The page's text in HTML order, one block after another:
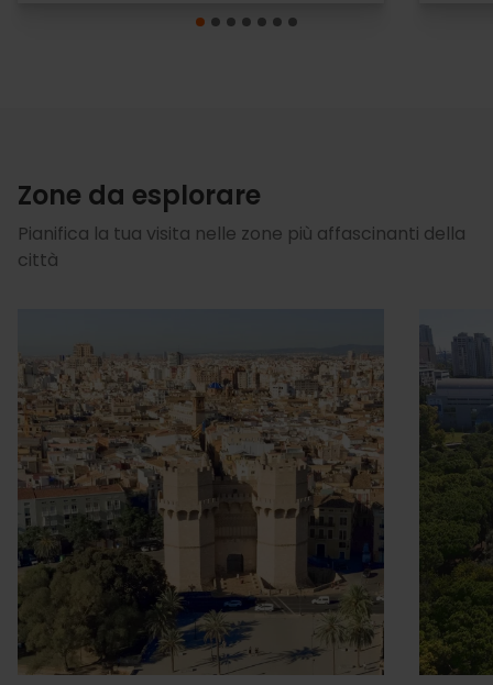
Zone da esplorare
Pianifica la tua visita nelle zone più affascinanti della
città